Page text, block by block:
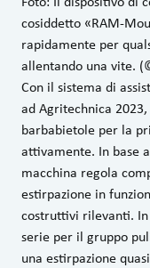
cosiddetto «RAM-
rapidamente per
allentando una vite.
Con il sistema di
ad Agritechnica
barbabietole per la
attivamente. In base
macchina regola
estirpazione in
costruttivi rilevanti. In
serie per il gruppo
una estirpazione